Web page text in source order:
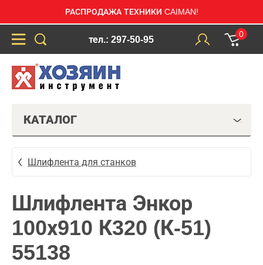
РАСПРОДАЖА ТЕХНИКИ CAIMAN!
тел.: 297-50-95
0
КАТАЛОГ
Шлифлента для станков
Шлифлента Энкор
100х910 К320 (К-51)
55138